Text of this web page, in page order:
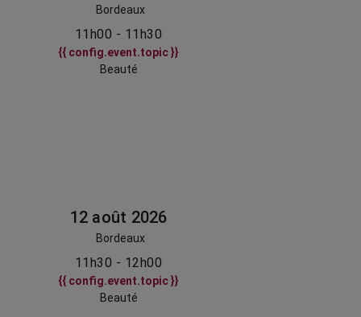
Bordeaux
11h00 - 11h30
{{ config.event.topic }}
Beauté
12 août 2026
Bordeaux
11h30 - 12h00
{{ config.event.topic }}
Beauté